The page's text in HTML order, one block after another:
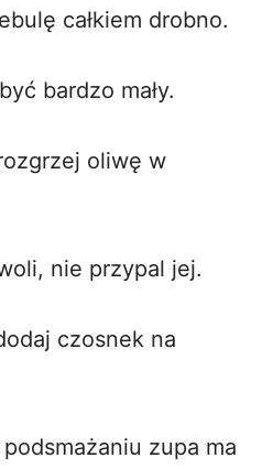
całkiem drobno.
bardzo mały.
oliwę w
nie przypal jej.
czosnek na
zupa ma